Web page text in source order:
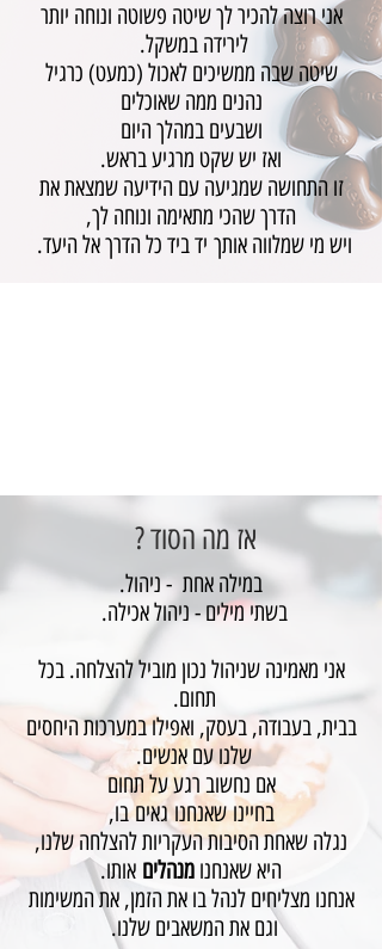
אני רוצה להכיר לך שיטה פשוטה ונוחה יותר
לירידה במשקל.
שיטה שבה ממשיכים לאכול (כמעט) כרגיל
נהנים ממה שאוכלים
ושבעים במהלך היום
ואז יש שקט מרגיע בראש.
זו התחושה שמגיעה עם הידיעה שמצאת את
הדרך שהכי מתאימה ונוחה לך,
ויש מי שמלווה אותך יד ביד כל הדרך אל היעד.
אז מה הסוד ?
במילה אחת - ניהול.
בשתי מילים - ניהול אכילה.
אני מאמינה שניהול נכון מוביל להצלחה. בכל
תחום.
בבית, בעבודה, בעסק, ואפילו במערכות היחסים
שלנו עם אנשים.
אם נחשוב רגע על תחום
בחיינו שאנחנו גאים בו,
נגלה שאחת הסיבות העקריות להצלחה שלנו,
היא שאנחנו מנהלים אותו.
אנחנו מצליחים לנהל בו את הזמן, את המשימות
וגם את המשאבים שלנו.